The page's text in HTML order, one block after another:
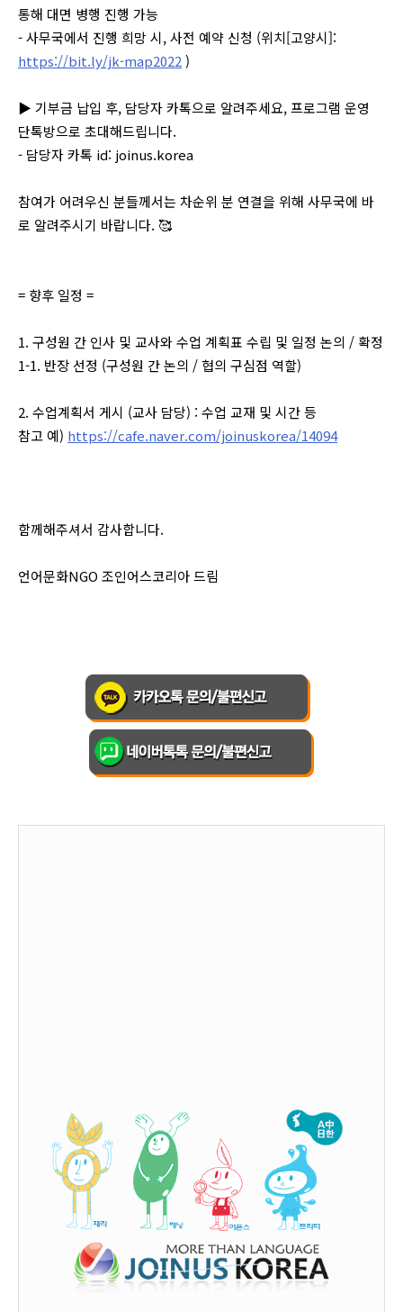
통해 대면 병행 진행 가능
- 사무국에서 진행 희망 시, 사전 예약 신청 (위치[고양시]:
https://bit.ly/jk-map2022 )​
▶ 기부금 납입 후, 담당자 카톡으로 알려주세요, 프로그램 운영
단톡방으로 초대해드립니다.
- 담당자 카톡 id: joinus.korea
참여가 어려우신 분들께서는 차순위 분 연결을 위해 사무국에 바
로 알려주시기 바랍니다. 🥰
= 향후 일정 =
1. 구성원 간 인사 및 교사와 수업 계획표 수립 및 일정 논의 / 확정
1-1. 반장 선정 (구성원 간 논의 / 협의 구심점 역할)
2. 수업계획서 게시 (교사 담당) : 수업 교재 및 시간 등
참고 예) ​ https://cafe.naver.com/joinuskorea/14094
함께해주셔서 감사합니다.
언어문화NGO 조인어스코리아 드림